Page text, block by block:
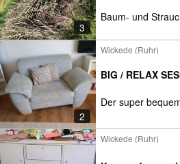
3
Baum- und
2
Wickede (Ruhr)
BIG / RELAX
Der super
Wickede (Ruhr)